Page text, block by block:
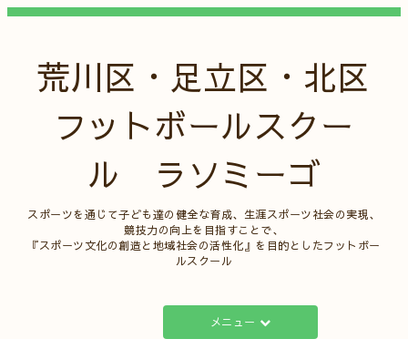
荒川区・足立区・北区
フットボールスクー
ル ラソミーゴ
スポーツを通じて子ども達の健全な育成、生涯スポーツ社会の実現、
競技力の向上を目指すことで、
『スポーツ文化の創造と地域社会の活性化』を目的としたフットボー
ルスクール
メニュー